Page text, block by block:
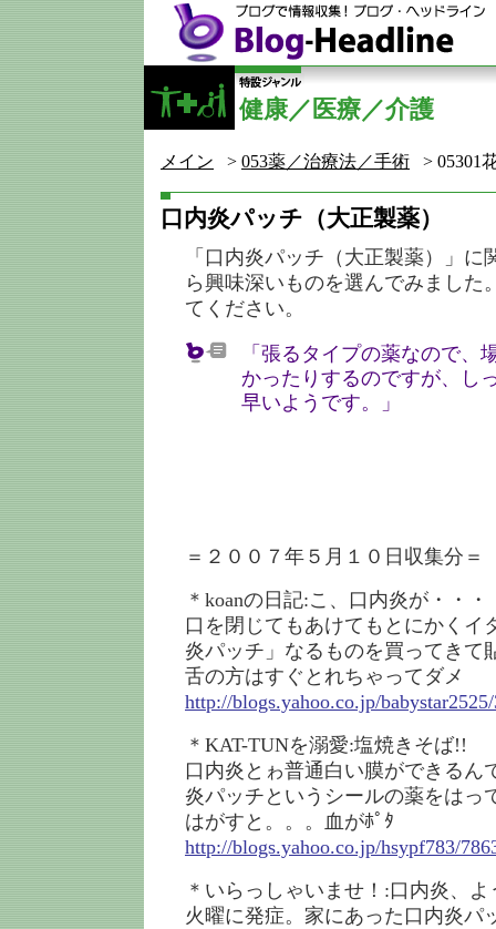
健康／医療／介護
メイン > 053薬／治療法／手術 > 05301
口内炎パッチ（大正製薬）
「口内炎パッチ（大正製薬）」
ら興味深いものを選んでみました
てください。
「張るタイプの薬なので、
かったりするのですが、し
早いようです。」
＝２００７年５月１０日収集分＝
＊koanの日記:こ、口内炎が・・・
口を閉じてもあけてもとにかくイ
炎パッチ」なるものを買ってきて
舌の方はすぐとれちゃってダメ
http://blogs.yahoo.co.jp/
＊KAT-TUNを溺愛:塩焼きそば!!
口内炎とゎ普通白い膜ができるん
炎パッチというシールの薬をはっ
はがすと。。。血がﾎﾟﾀ
http://blogs.yahoo.co.jp/hsypf783/
＊いらっしゃいませ！:口内炎、よ
火曜に発症。家にあった口内炎パ